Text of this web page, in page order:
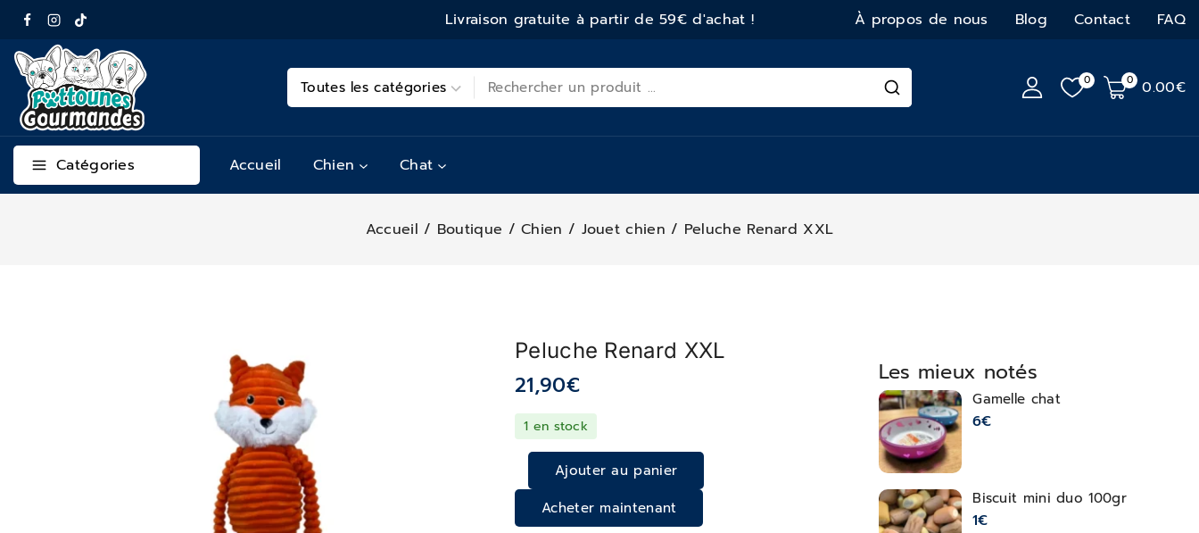
Livraison gratuite à partir de 59€ d'achat ! À propos de nous Blog Contact FAQ
0 0 0.00€
Catégories Accueil Chien Chat
Accueil / Boutique / Chien / Jouet chien / Peluche Renard XXL
Les mieux notés
Gamelle chat
6€
Biscuit mini duo 100gr
1€
Peluche Renard XXL
21,90€
1 en stock
Ajouter au panier
Acheter maintenant